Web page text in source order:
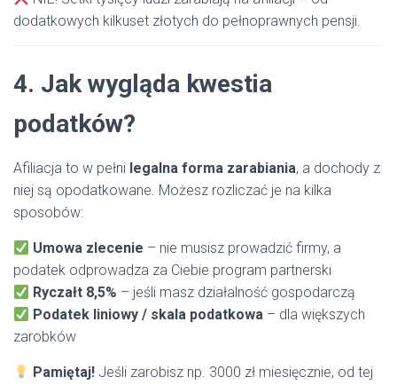
dodatkowych kilkuset złotych do pełnoprawnych pensji.
4. Jak wygląda kwestia
podatków?
Afiliacja to w pełni legalna forma zarabiania, a dochody z
niej są opodatkowane. Możesz rozliczać je na kilka
sposobów:
Umowa zlecenie – nie musisz prowadzić firmy, a
podatek odprowadza za Ciebie program partnerski
Ryczałt 8,5% – jeśli masz działalność gospodarczą
Podatek liniowy / skala podatkowa – dla większych
zarobków
Pamiętaj! Jeśli zarobisz np. 3000 zł miesięcznie, od tej